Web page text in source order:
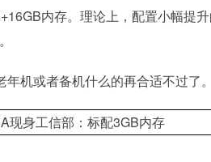
内存。理论上，配置小幅提
机或者备机什么的再合适不过了。